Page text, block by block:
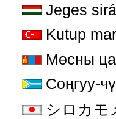
Jeges
Kutup
Мөсны
Соңгуу-
シロカモ